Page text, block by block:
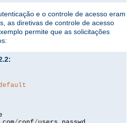
e o controle de acesso eram
as diretivas de controle de acesso
permite que as solicitações